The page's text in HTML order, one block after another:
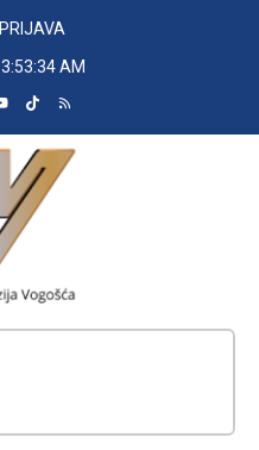
PRIJAVA
3:53:35 AM